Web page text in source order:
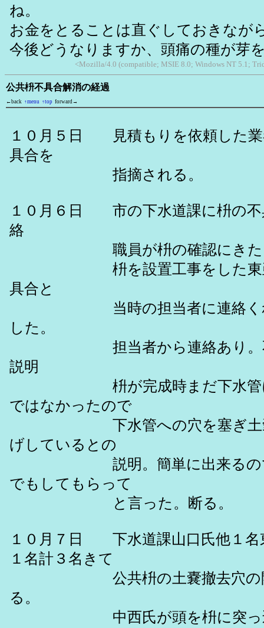
ね。
お金をとることは直ぐしておきなが
今後どうなりますか、頭痛の種が芽
<Mozilla/4.0 (compatible; MSIE 8.0; Windows NT 5.1;
公共枡不具合解消の経過
←back ↑menu ↑top forward→
１０月５日 見積もりを依頼した業
具合を
指摘される。
１０月６日 市の下水道課に枡の不
絡
職員が枡の確認にきた
枡を設置工事をした東亜
具合と
当時の担当者に連絡くれ
した。
担当者から連絡あり。不
説明
枡が完成時まだ下水管に
ではなかったので
下水管への穴を塞ぎ土嚢
げしているとの
説明。簡単に出来るので
でもしてもらって
と言った。断る。
１０月７日 下水道課山口氏他１名
１名計３名きて
公共枡の土嚢撤去穴の開
る。
中西氏が頭を枡に突っ込